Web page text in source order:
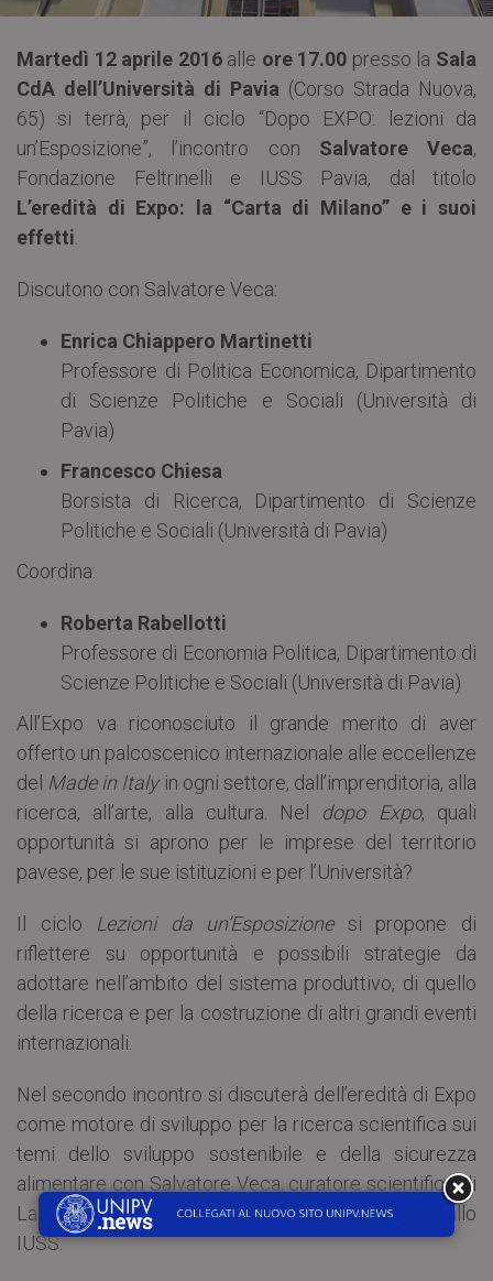
Martedì 12 aprile 2016alle ore 17.00 presso la Sala
CdA dell’Università di Pavia (Corso Strada Nuova,
65) si terrà, per il ciclo “Dopo EXPO: lezioni da
un’Esposizione”, l’incontro con Salvatore Veca,
Fondazione Feltrinelli e IUSS Pavia, dal titolo
L’eredità di Expo: la “Carta di Milano” e i suoi
effetti
Discutono con Salvatore Veca:
Enrica Chiappero Martinetti
Professore di Politica Economica, Dipartimento
di Scienze Politiche e Sociali (Università di
Pavia)
Francesco Chiesa
Borsista di Ricerca, Dipartimento di Scienze
Politiche e Sociali (Università di Pavia)
Coordina:
Roberta Rabellotti
Professore di Economia Politica, Dipartimento di
Scienze Politiche e Sociali (Università di Pavia)
All’Expo va riconosciuto il grande merito di aver
offerto un palcoscenico internazionale alle eccellenze
del Made in Italyin ogni settore, dall’imprenditoria, alla
ricerca, all’arte, alla cultura. Nel dopo Expo, quali
opportunità si aprono per le imprese del territorio
pavese, per le sue istituzioni e per l’Università?
Il ciclo Lezioni da un’Esposizionesi propone di
riflettere su opportunità e possibili strategie da
adottare nell’ambito del sistema produttivo, di quello
della ricerca e per la costruzione di altri grandi eventi
internazionali.
Nel secondo incontro si discuterà dell’eredità di Expo
come motore di sviluppo per la ricerca scientifica sui
temi dello sviluppo sostenibile e della sicurezza
alimentare con Salvatore Veca, curatore scientifico di
Laboratorio Expo e docente di Filosofia Politica allo
IUSS.